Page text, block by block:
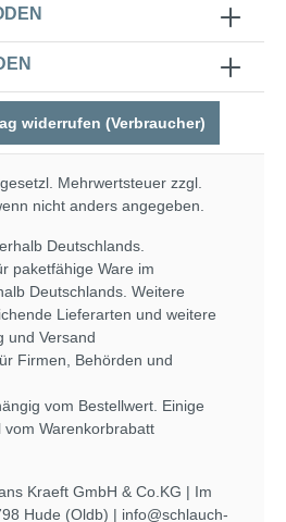
widerrufen (Verbraucher)
Mehrwertsteuer zzgl.
nicht anders angegeben.
Deutschlands.
paketfähige Ware im
Deutschlands. Weitere
Lieferarten und weitere
und Versand
Firmen, Behörden und
vom Bestellwert. Einige
Warenkorbrabatt
Kraeft GmbH & Co.KG | Im
Hude (Oldb) | info@schlauch-